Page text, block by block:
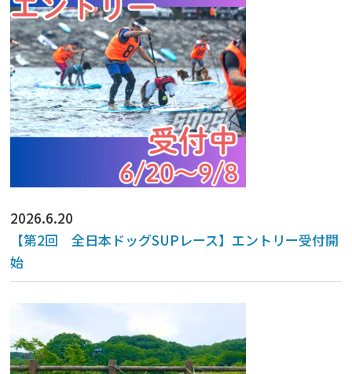
2026.6.20
【第2回 全日本ドッグSUPレース】エントリー受付開
始